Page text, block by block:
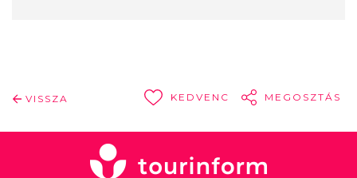
VISSZA KEDVENC MEGOSZTÁS